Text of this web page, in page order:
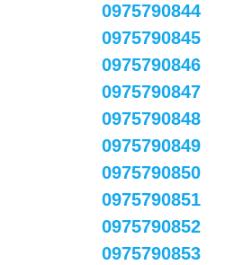
0975790844
0975790845
0975790846
0975790847
0975790848
0975790849
0975790850
0975790851
0975790852
0975790853